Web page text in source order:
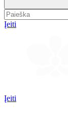
Įeiti
Įeiti